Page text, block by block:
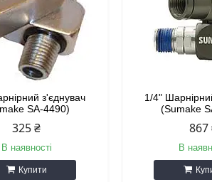
з'єднувач
SA-4490)
325 ₴
В наявності
Купити
1/4"
(Sumake
867
В